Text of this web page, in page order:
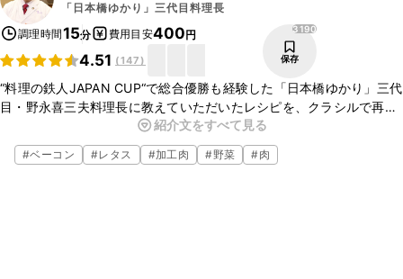
「日本橋ゆかり」三代目料理長
調理時間15分 費用目安400円
4.51 (147)
3190
保存
“料理の鉄人JAPAN CUP“で総合優勝も経験した「日本橋ゆかり」三代
目・野永喜三夫料理長に教えていただいたレシピを、クラシルで再
現！今回は、焼き飯のご紹介です。ご家庭のコンロでも、作り方を工
夫するだけで、お店のようなパラパラのチャーハンがお作りいただけ
ますよ。
紹介文をすべて見る
#ベーコン #レタス #加工肉 #野菜 #肉